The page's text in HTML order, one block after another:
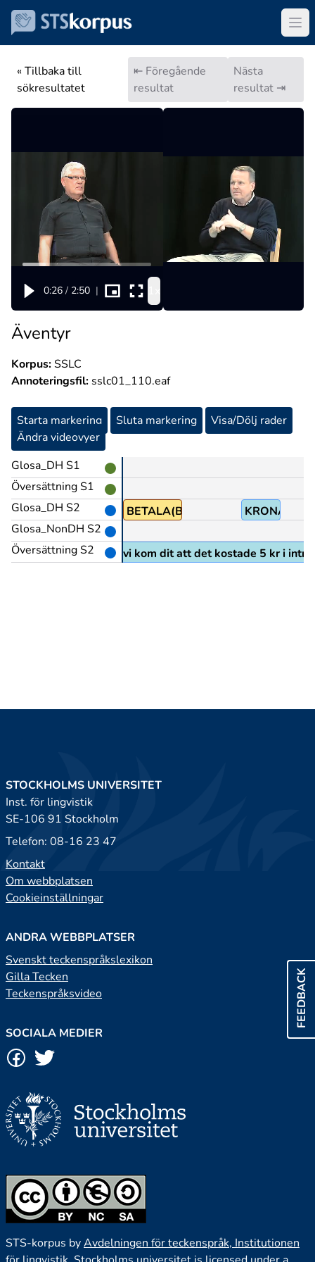
« Tillbaka till
sökresultatet
⇤ Föregående
resultat
Nästa
resultat ⇥
0:26 / 2:50 |
Äventyr
Korpus:SSLC
Annoteringsfil: sslc01_110.eaf
Starta markering Sluta markering
Visa/Dölj rader
Ändra videovyer
Glosa_DH S1
Översättning S1
Glosa_DH S2
Glosa_NonDH S2
Översättning S2
BETALA(B)
så fick vi då veta när vi kom dit att det kostade 5 kr i
FEEDBACK
STOCKHOLMS UNIVERSITET
Inst. för lingvistik
SE-106 91 Stockholm
Telefon: 08-16 23 47
Kontakt
Om webbplatsen
Cookieinställningar
ANDRA WEBBPLATSER
Svenskt teckenspråkslexikon
Gilla Tecken
Teckenspråksvideo
SOCIALA MEDIER
STS-korpus byAvdelningen för teckenspråk, Institutionen